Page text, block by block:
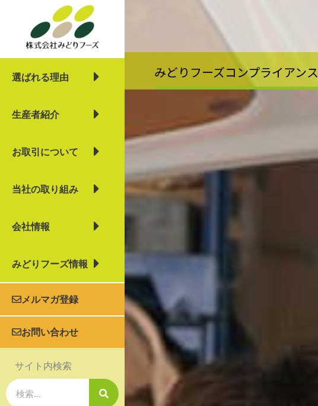
選ばれる理由
生産者紹介
お取引について
当社の取り組み
会社情報
みどりフーズ情報
メルマガ登録
お問い合わせ
サイト内検索
検
索
みどりフーズコンプライアンス